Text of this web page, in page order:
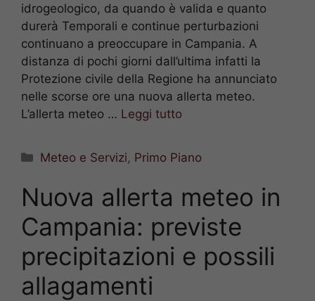
idrogeologico, da quando è valida e quanto
durerà Temporali e continue perturbazioni
continuano a preoccupare in Campania. A
distanza di pochi giorni dall’ultima infatti la
Protezione civile della Regione ha annunciato
nelle scorse ore una nuova allerta meteo.
L’allerta meteo … Leggi tutto
Categorie
Meteo e Servizi, Primo Piano
Nuova allerta meteo in
Campania: previste
precipitazioni e possili
allagamenti